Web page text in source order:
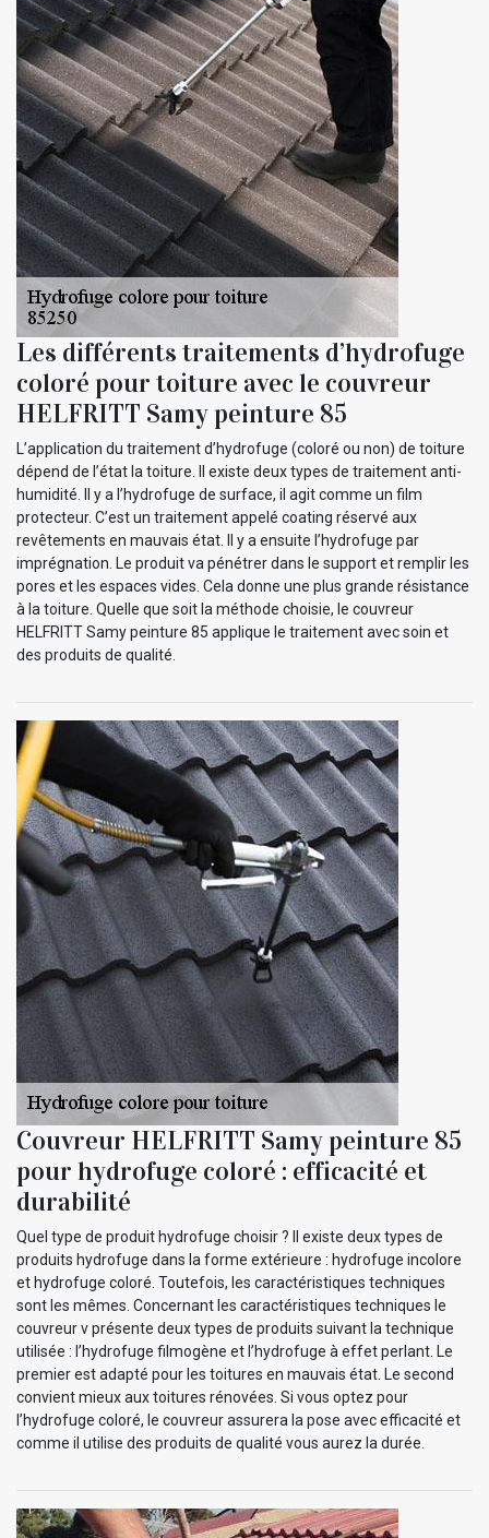
Les différents traitements d’hydrofuge
coloré pour toiture avec le couvreur
HELFRITT Samy peinture 85
L’application du traitement d’hydrofuge (coloré ou non) de toiture
dépend de l’état la toiture. Il existe deux types de traitement anti-
humidité. Il y a l’hydrofuge de surface, il agit comme un film
protecteur. C’est un traitement appelé coating réservé aux
revêtements en mauvais état. Il y a ensuite l’hydrofuge par
imprégnation. Le produit va pénétrer dans le support et remplir les
pores et les espaces vides. Cela donne une plus grande résistance
à la toiture. Quelle que soit la méthode choisie, le couvreur
HELFRITT Samy peinture 85 applique le traitement avec soin et
des produits de qualité.
Couvreur HELFRITT Samy peinture 85
pour hydrofuge coloré : efficacité et
durabilité
Quel type de produit hydrofuge choisir ? Il existe deux types de
produits hydrofuge dans la forme extérieure : hydrofuge incolore
et hydrofuge coloré. Toutefois, les caractéristiques techniques
sont les mêmes. Concernant les caractéristiques techniques le
couvreur v présente deux types de produits suivant la technique
utilisée : l’hydrofuge filmogène et l’hydrofuge à effet perlant. Le
premier est adapté pour les toitures en mauvais état. Le second
convient mieux aux toitures rénovées. Si vous optez pour
l’hydrofuge coloré, le couvreur assurera la pose avec efficacité et
comme il utilise des produits de qualité vous aurez la durée.